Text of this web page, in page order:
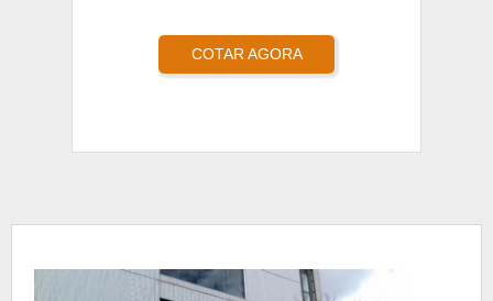
COTAR AGORA